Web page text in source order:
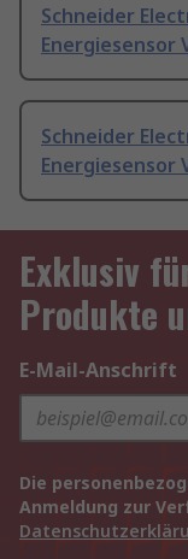
Schneider
Energiesensor
Schneider
Energiesensor
Exklusiv
Produkte
E-Mail-Anschrift
Die
Anmeldung zur